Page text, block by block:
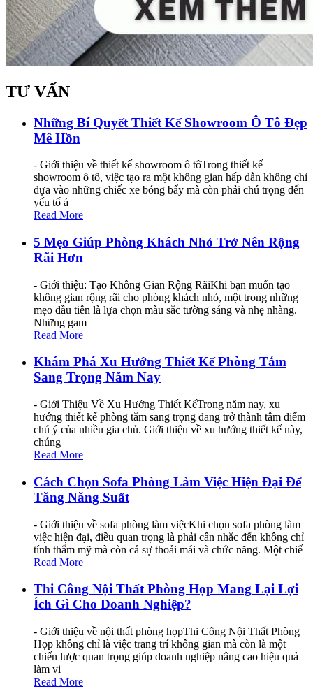
TƯ VẤN
Những Bí Quyết Thiết Kế Showroom Ô Tô Đẹp
Mê Hồn
- Giới thiệu về thiết kế showroom ô tôTrong thiết kế
showroom ô tô, việc tạo ra một không gian hấp dẫn không chỉ
dựa vào những chiếc xe bóng bẩy mà còn phải chú trọng đến
yếu tố á
Read More
5 Mẹo Giúp Phòng Khách Nhỏ Trở Nên Rộng
Rãi Hơn
- Giới thiệu: Tạo Không Gian Rộng RãiKhi bạn muốn tạo
không gian rộng rãi cho phòng khách nhỏ, một trong những
mẹo đầu tiên là lựa chọn màu sắc tường sáng và nhẹ nhàng.
Những gam
Read More
Khám Phá Xu Hướng Thiết Kế Phòng Tắm
Sang Trọng Năm Nay
- Giới Thiệu Về Xu Hướng Thiết KếTrong năm nay, xu
hướng thiết kế phòng tắm sang trọng đang trở thành tâm điểm
chú ý của nhiều gia chủ. Giới thiệu về xu hướng thiết kế này,
chúng
Read More
Cách Chọn Sofa Phòng Làm Việc Hiện Đại Để
Tăng Năng Suất
- Giới thiệu về sofa phòng làm việcKhi chọn sofa phòng làm
việc hiện đại, điều quan trọng là phải cân nhắc đến không chỉ
tính thẩm mỹ mà còn cả sự thoải mái và chức năng. Một chiế
Read More
Thi Công Nội Thất Phòng Họp Mang Lại Lợi
Ích Gì Cho Doanh Nghiệp?
- Giới thiệu về nội thất phòng họpThi Công Nội Thất Phòng
Họp không chỉ là việc trang trí không gian mà còn là một
chiến lược quan trọng giúp doanh nghiệp nâng cao hiệu quả
làm vi
Read More